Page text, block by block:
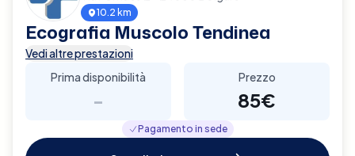
10.2 km
Ecografia Muscolo Tendinea
Vedi altre prestazioni
Prima disponibilità
-
Prezzo
85€
Pagamento in sede